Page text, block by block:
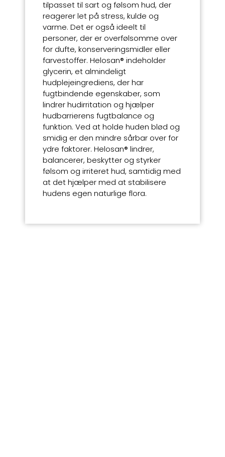
tilpasset til sart og følsom hud, der
reagerer let på stress, kulde og
varme. Det er også ideelt til
personer, der er overfølsomme over
for dufte, konserveringsmidler eller
farvestoffer. Helosan® indeholder
glycerin, et almindeligt
hudplejeingrediens, der har
fugtbindende egenskaber, som
lindrer hudirritation og hjælper
hudbarrierens fugtbalance og
funktion. Ved at holde huden blød og
smidig er den mindre sårbar over for
ydre faktorer. Helosan® lindrer,
balancerer, beskytter og styrker
følsom og irriteret hud, samtidig med
at det hjælper med at stabilisere
hudens egen naturlige flora.